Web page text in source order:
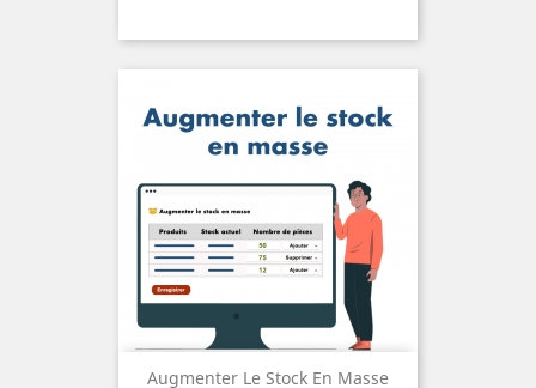
Augmenter Le Stock En Masse